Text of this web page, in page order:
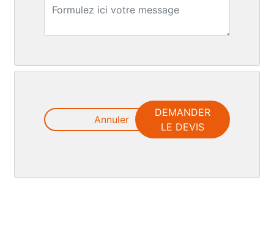
Annuler
DEMANDER
LE DEVIS